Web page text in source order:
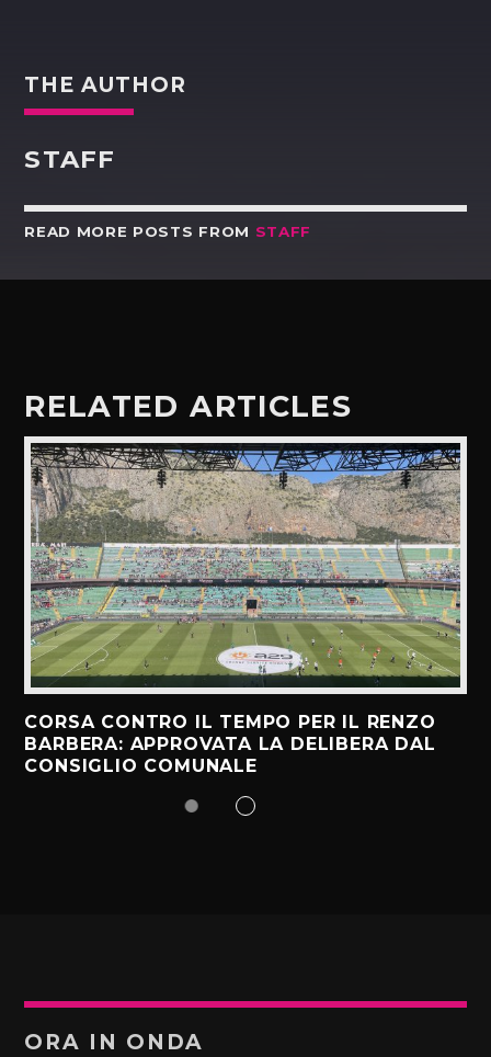
THE AUTHOR
STAFF
READ MORE POSTS FROM STAFF
RELATED ARTICLES
CORSA CONTRO IL TEMPO PER IL RENZO
BARBERA: APPROVATA LA DELIBERA DAL
CONSIGLIO COMUNALE
ORA IN ONDA